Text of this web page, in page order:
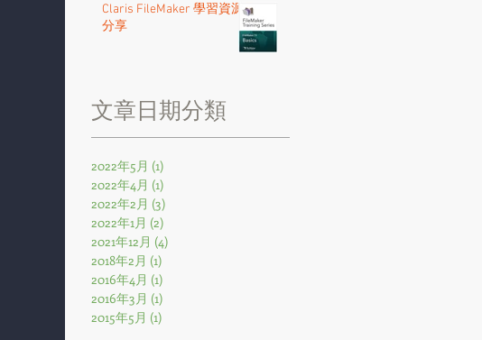
Claris FileMaker 學習資源
分享
​文章日期分類
2022年5月 (1)
2022年4月 (1)
2022年2月 (3)
2022年1月 (2)
2021年12月 (4)
2018年2月 (1)
2016年4月 (1)
2016年3月 (1)
2015年5月 (1)